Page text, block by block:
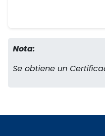
Nota:
Se obtiene un